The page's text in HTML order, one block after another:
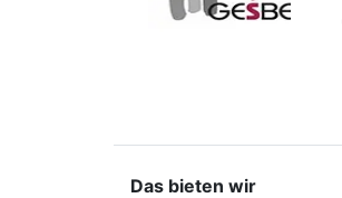
Das bieten wir